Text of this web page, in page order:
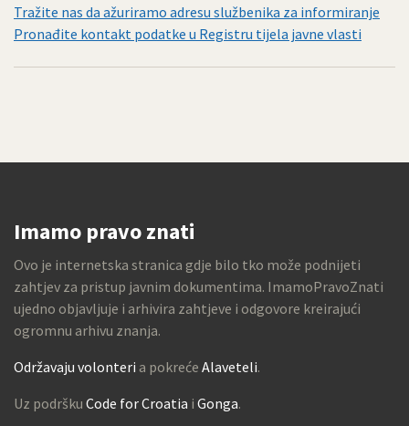
Tražite nas da ažuriramo adresu službenika za informiranje
Pronađite kontakt podatke u Registru tijela javne vlasti
Imamo pravo znati
Ovo je internetska stranica gdje bilo tko može podnijeti
zahtjev za pristup javnim dokumentima. ImamoPravoZnati
ujedno objavljuje i arhivira zahtjeve i odgovore kreirajući
ogromnu arhivu znanja.
Održavaju volonteri a pokreće Alaveteli.
Uz podršku Code for Croatia i Gonga.